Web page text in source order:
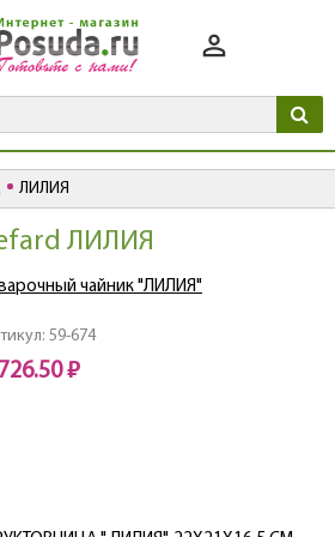
ЛИЛИЯ
ЛИЛИЯ
59-674
чайник "ЛИЛИЯ"
₽